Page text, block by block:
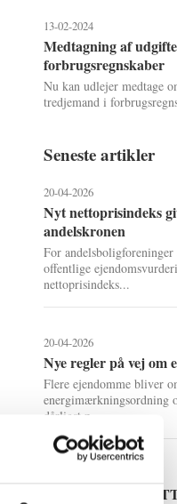
13-02-2024
Medtagning af
forbrugsregnskaber
Nu kan udlejer medtage
tredjemand i
Seneste artikler
20-04-2026
Nyt nettoprisindeks
andelskronen
For
offentlige
nettoprisindeks...
20-04-2026
Nye regler på vej
Flere ejendomme bliver
energimærkningsordning
dårligst p...
Cobblestone og